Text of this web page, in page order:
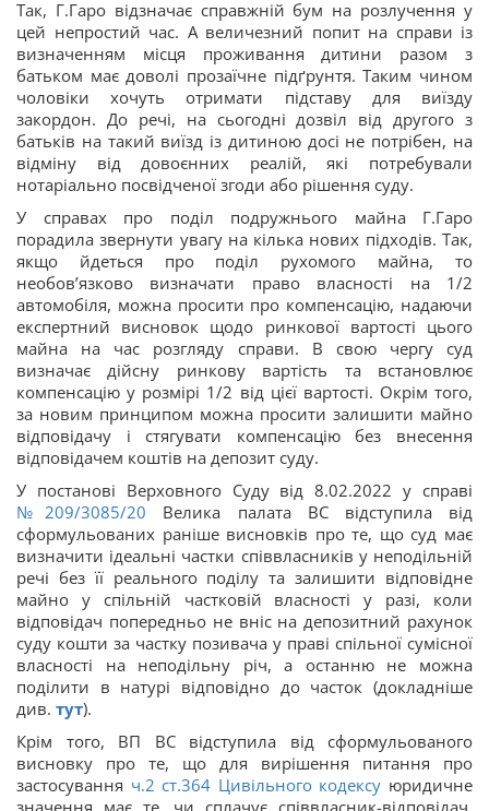
Так, Г.Гаро відзначає справжній бум на розлучення у
цей непростий час. А величезний попит на справи із
визначенням місця проживання дитини разом з
батьком має доволі прозаїчне підґрунтя. Таким чином
чоловіки хочуть отримати підставу для виїзду
закордон. До речі, на сьогодні дозвіл від другого з
батьків на такий виїзд із дитиною досі не потрібен, на
відміну від довоєнних реалій, які потребували
нотаріально посвідченої згоди або рішення суду.
У справах про поділ подружнього майна Г.Гаро
порадила звернути увагу на кілька нових підходів. Так,
якщо йдеться про поділ рухомого майна, то
необов’язково визначати право власності на 1/2
автомобіля, можна просити про компенсацію, надаючи
експертний висновок щодо ринкової вартості цього
майна на час розгляду справи. В свою чергу суд
визначає дійсну ринкову вартість та встановлює
компенсацію у розмірі 1/2 від цієї вартості. Окрім того,
за новим принципом можна просити залишити майно
відповідачу і стягувати компенсацію без внесення
відповідачем коштів на депозит суду.
У постанові Верховного Суду від 8.02.2022 у справі
№209/3085/20 Велика палата ВС відступила від
сформульованих раніше висновків про те, що суд має
визначити ідеальні частки співвласників у неподільній
речі без її реального поділу та залишити відповідне
майно у спільній частковій власності у разі, коли
відповідач попередньо не вніс на депозитний рахунок
суду кошти за частку позивача у праві спільної сумісної
власності на неподільну річ, а останню не можна
поділити в натурі відповідно до часток (докладніше
див. тут).
Крім того, ВП ВС відступила від сформульованого
висновку про те, що для вирішення питання про
застосування ч.2 ст.364 Цивільного кодексу юридичне